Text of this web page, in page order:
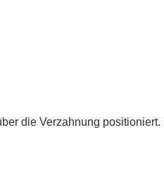
die Verzahnung